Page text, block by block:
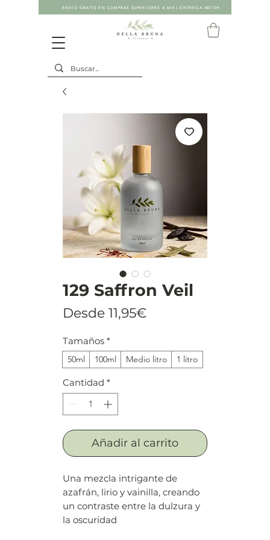
ENVÍO GRATIS EN COMPRAS SUPERIORES A 60€ | ENTREGA 48/72H
129 Saffron Veil
Desde 11,95€
Tamaños *
50ml 100ml Medio litro 1 litro
Cantidad *
Añadir al carrito
Una mezcla intrigante de
azafrán, lirio y vainilla, creando
un contraste entre la dulzura y
la oscuridad